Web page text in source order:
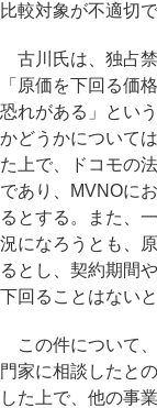
比較対象が不適切
古川氏は、独占禁
「原価を下回る価
恐れがある」とい
かどうかについて
た上で、ドコモの
であり、MVNOに
るとする。また、
況になろうとも、
るとし、契約期間
下回ることはないと
この件について
門家に相談したと
した上で、他の事